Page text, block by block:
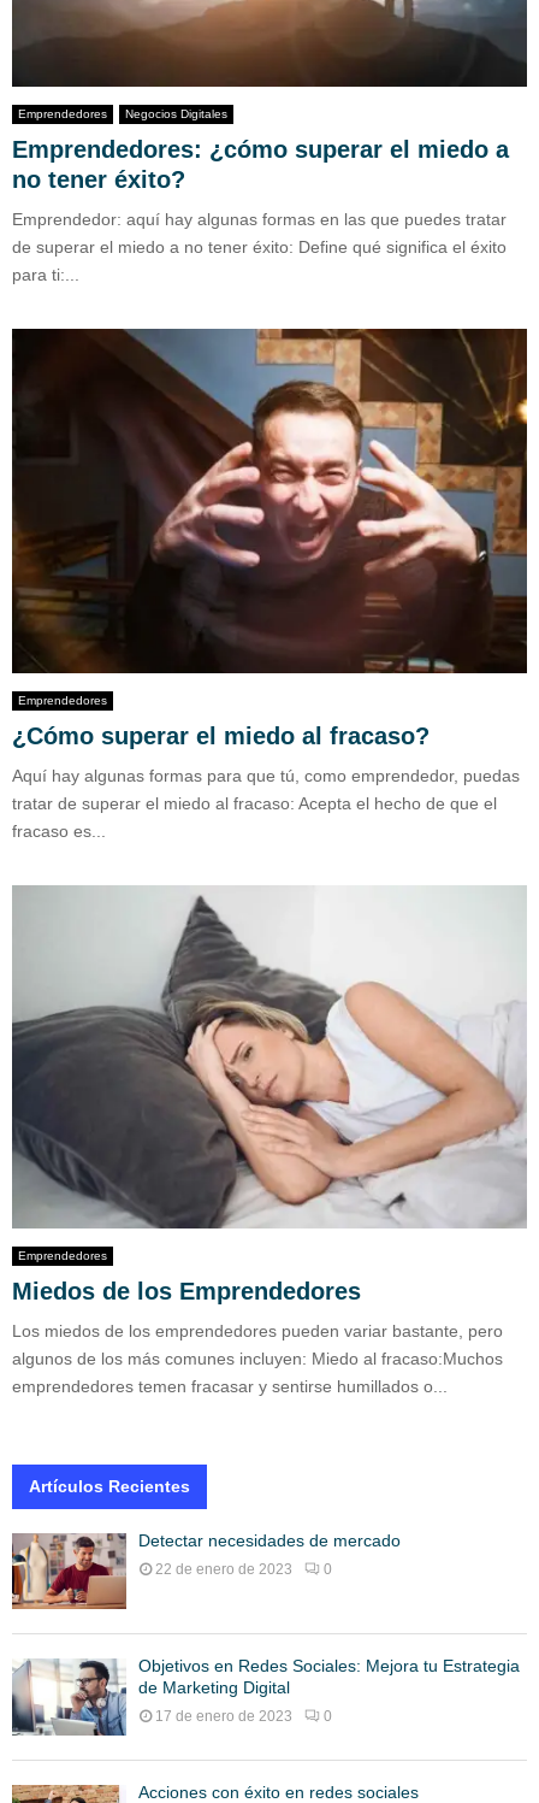
Emprendedores Negocios Digitales
Emprendedores: ¿cómo superar el miedo a
no tener éxito?
Emprendedor: aquí hay algunas formas en las que puedes tratar
de superar el miedo a no tener éxito: Define qué significa el éxito
para ti:...
Emprendedores
¿Cómo superar el miedo al fracaso?
Aquí hay algunas formas para que tú, como emprendedor, puedas
tratar de superar el miedo al fracaso: Acepta el hecho de que el
fracaso es...
Emprendedores
Miedos de los Emprendedores
Los miedos de los emprendedores pueden variar bastante, pero
algunos de los más comunes incluyen: Miedo al fracaso:Muchos
emprendedores temen fracasar y sentirse humillados o...
Artículos Recientes
Detectar necesidades de mercado
22 de enero de 2023 0
Objetivos en Redes Sociales: Mejora tu Estrategia
de Marketing Digital
17 de enero de 2023 0
Acciones con éxito en redes sociales